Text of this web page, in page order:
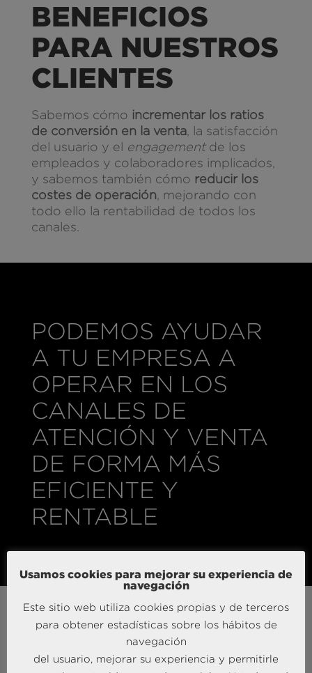
BENEFICIOS
PARA NUESTROS
CLIENTES
Sabemos cómo incrementar los ratios
de conversión en la venta, la satisfacción
del usuario y el engagementde los
empleados y colaboradores implicados,
y sabemos también cómo reducir los
costes de operación, mejorando con
todo ello la rentabilidad de todos los
canales.
PODEMOS AYUDAR
A TU EMPRESA A
OPERAR EN LOS
CANALES DE
ATENCIÓN Y VENTA
DE FORMA MÁS
EFICIENTE Y
RENTABLE
OPTIMIZACIÓN
CANALES Y
Usamos cookies para mejorar su experiencia de
navegación
Este sitio web utiliza cookies propias y de terceros
para obtener estadísticas sobre los hábitos de
navegación
del usuario, mejorar su experiencia y permitirle